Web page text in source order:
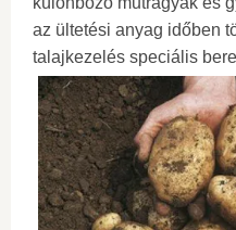
az ültetési anyag időben
talajkezelés speciális